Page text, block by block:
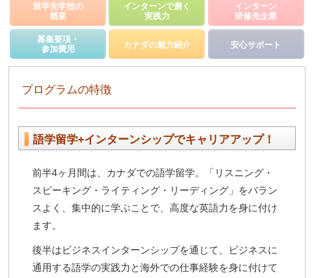
留学先学校の
概要
インターンで磨く
実践力
インターン
研修先企業
募集要項・
参加費用
カナダの魅力紹介 安心サポート
プログラムの特徴
語学留学+インターンシップでキャリアアップ！
前半4ヶ月間は、 カナダでの語学留学。「リスニング・
スピーキング・ライティング・リーディング」をバラン
スよく、集中的に学ぶことで、高度な英語力を身に付け
ます。
後半はビジネスインターンシップを通じて、ビジネスに
通用する語学の実践力と海外での仕事経験を身に付けて